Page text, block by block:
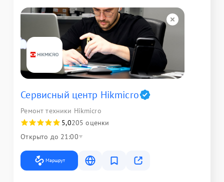
Сервисный центр Hikmicro
Ремонт техники Hikmicro
5,0205 оценки
Открыто до 21:00
Маршрут